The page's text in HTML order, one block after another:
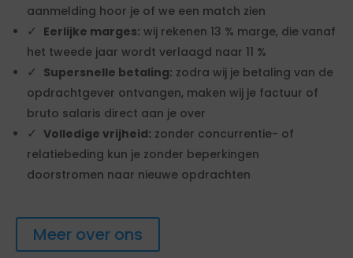
aanmelding hoor je of we een match zien
Eerlijke marges: wij rekenen 13 % marge, die vanaf
het tweede jaar wordt verlaagd naar 11 %
Supersnelle betaling: zodra wij je betaling van de
opdrachtgever ontvangen, maken wij je factuur of
bruto salaris direct aan je over
Volledige vrijheid: zonder concurrentie- of
relatiebeding kun je zonder beperkingen
doorstromen naar nieuwe opdrachten
Meer over ons